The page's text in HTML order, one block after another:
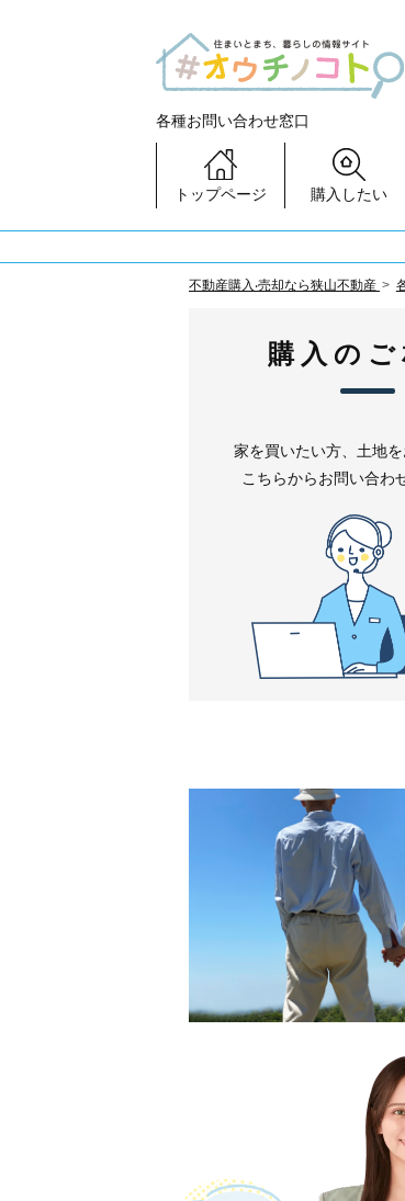
各種お問い合わせ窓口
トップページ 購入したい
不動産購⼊‧売却なら狭⼭不動産
購入のご
家を買いたい方、土地
こちらからお問い合わ